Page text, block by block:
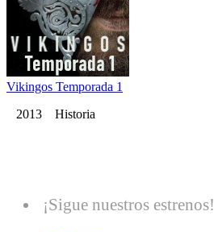
Vikingos Temporada 1
2013 Historia
¡Sigue nuestros estrenos!